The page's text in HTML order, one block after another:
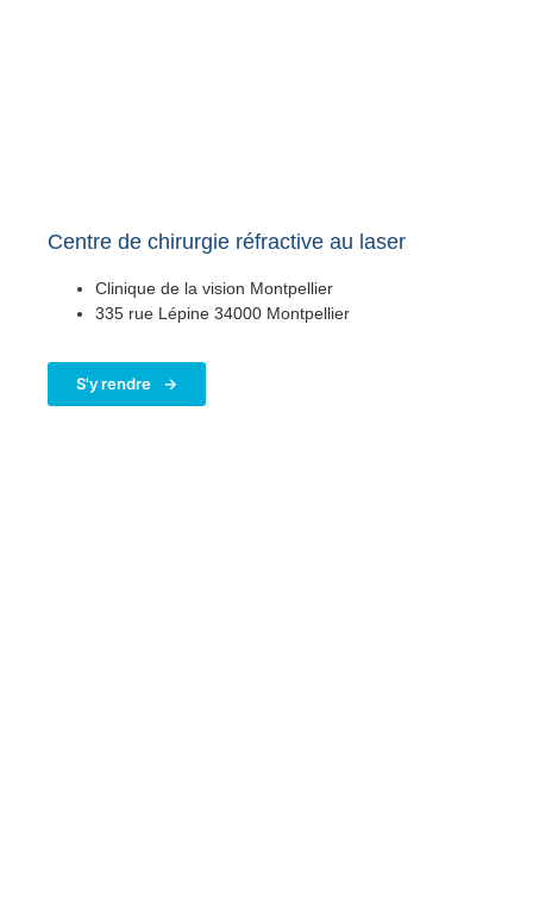
Centre de chirurgie réfractive au laser
Clinique de la vision Montpellier
335 rue Lépine 34000 Montpellier
S'y rendre